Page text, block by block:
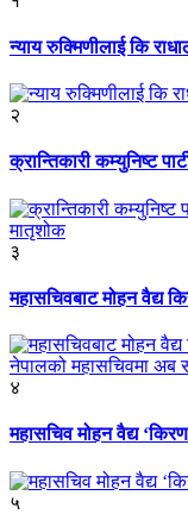
न्याय रुक्मिणीलाई कि
२
क्रान्तिकारी कम्युनिष्ट
३
महासचिवबाट मोहन वैद्य
४
महासचिव मोहन वैद्य
५